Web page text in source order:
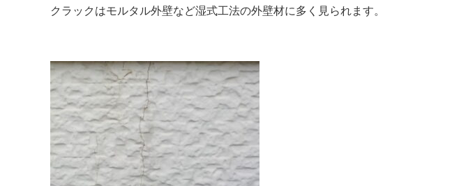
クラックはモルタル外壁など湿式工法の外壁材に多く見られます。